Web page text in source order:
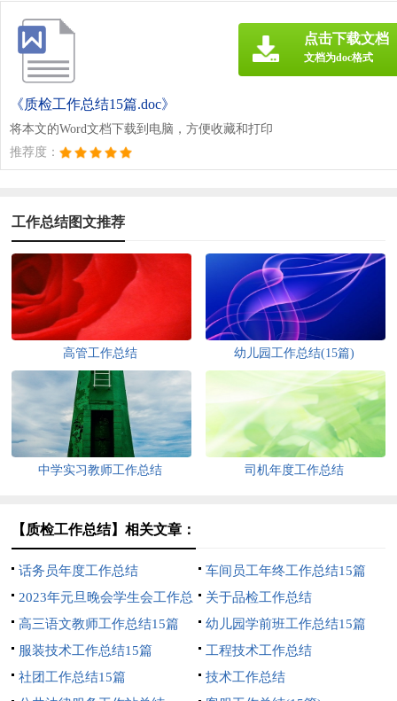
《质检工作总结15篇.doc》
将本文的Word文档下载到电脑，方便收藏和打印
推荐度：
点击下载文档
文档为doc格式
工作总结图文推荐
高管工作总结 幼儿园工作总结(15篇)
中学实习教师工作总结 司机年度工作总结
【质检工作总结】相关文章：
话务员年度工作总结
车间员工年终工作总结15篇
2023年元旦晚会学生会工作总
结
关于品检工作总结
高三语文教师工作总结15篇
幼儿园学前班工作总结15篇
服装技术工作总结15篇
工程技术工作总结
社团工作总结15篇
技术工作总结